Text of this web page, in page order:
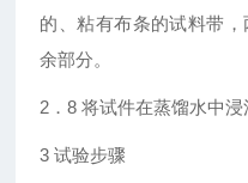
的、粘有布条的试料带
余部分。
2．8 将试件在蒸馏水中浸
3 试验步骤